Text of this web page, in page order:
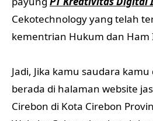
Cekotechnology yang telah
kementrian Hukum dan Ham
Jadi, Jika kamu saudara
berada di halaman website
Cirebon di Kota Cirebon